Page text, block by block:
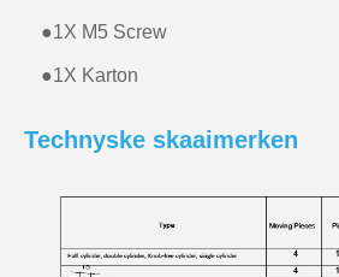
●1X M5 Screw
●1X Karton
Technyske skaaimerken